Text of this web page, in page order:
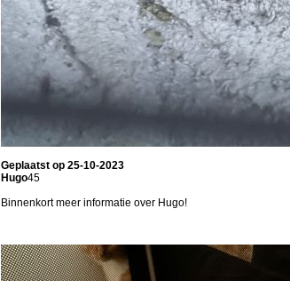
Geplaatst op 25-10-2023
Hugo45
Binnenkort meer informatie over Hugo!